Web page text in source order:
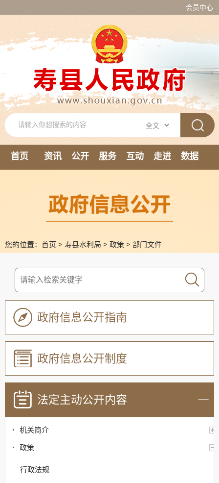
会员中心
首页 资讯 公开 服务 互动 走进
数据
您的位置： 首页 > 寿县水利局 > 政策 > 部门文件
政府信息公开指南
政府信息公开制度
法定主动公开内容
机关简介
政策
行政法规